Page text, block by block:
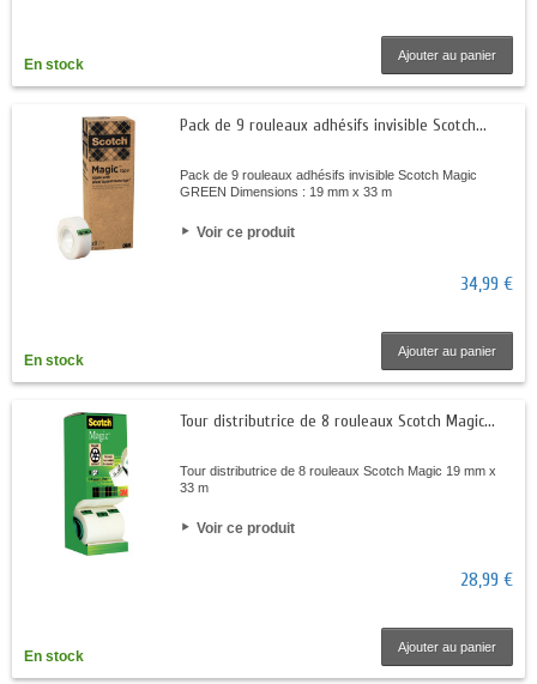
En stock
Ajouter au panier
Pack de 9 rouleaux adhésifs invisible Scotch...
Pack de 9 rouleaux adhésifs invisible Scotch Magic
GREEN Dimensions : 19 mm x 33 m
Voir ce produit
34,99 €
En stock
Ajouter au panier
Tour distributrice de 8 rouleaux Scotch Magic...
Tour distributrice de 8 rouleaux Scotch Magic 19 mm x
33 m
Voir ce produit
28,99 €
En stock
Ajouter au panier